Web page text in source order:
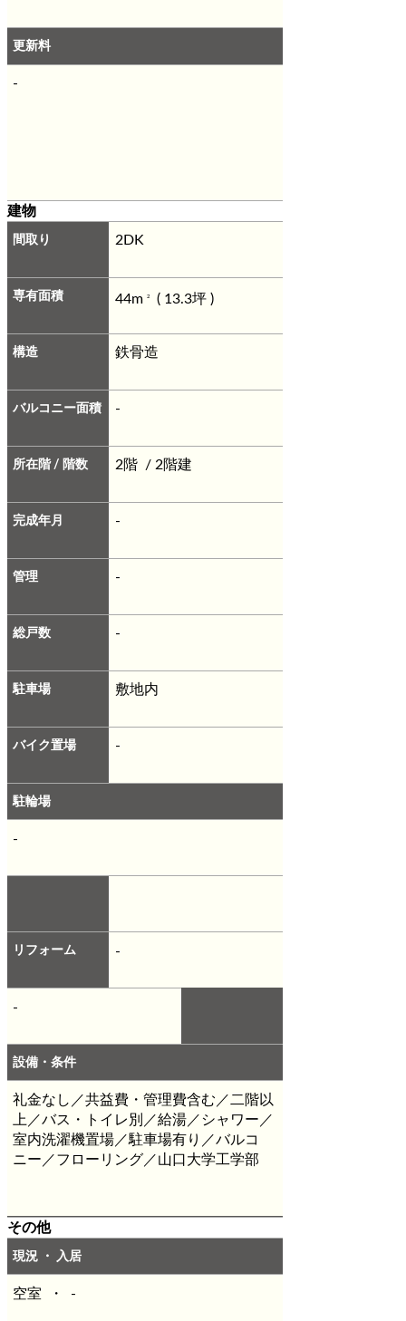
更新料
-
建物
間取り 2DK
専有面積 44m 2 ( 13.3坪 )
構造 鉄骨造
バルコニー面積 -
所在階 / 階数 2階 / 2階建
完成年月 -
管理 -
総戸数 -
駐車場 敷地内
バイク置場 -
駐輪場
-
リフォーム -
-
設備・条件
礼金なし／共益費・管理費含む／二階以
上／バス・トイレ別／給湯／シャワー／
室内洗濯機置場／駐車場有り／バルコ
ニー／フローリング／山口大学工学部
その他
現況 ・ 入居
空室 ・ -